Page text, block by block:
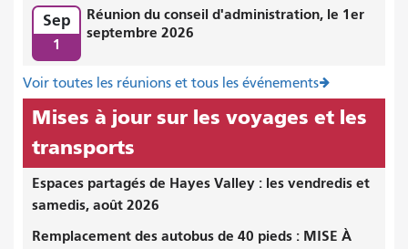
Sep
1
Réunion du conseil d'administration, le 1er
septembre 2026
Voir toutes les réunions et tous les événements
Mises à jour sur les voyages et les
transports
Espaces partagés de Hayes Valley : les vendredis et
samedis, août 2026
Remplacement des autobus de 40 pieds : MISE À